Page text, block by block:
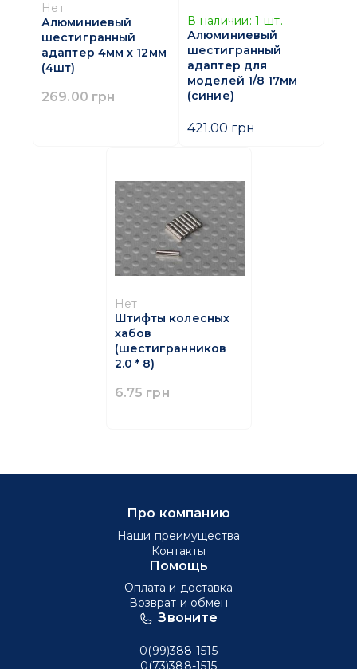
Нет
Алюминиевый
шестигранный
адаптер 4мм х 12мм
(4шт)
269.00 грн
В наличии: 1 шт.
Алюминиевый
шестигранный
адаптер для
моделей 1/8 17мм
(синие)
421.00 грн
Нет
Штифты колесных
хабов
(шестигранников
2.0 * 8)
6.75 грн
Звоните
0(99)388-1515
0(73)388-1515
Про компанию
Наши преимущества
Контакты
Помощь
Оплата и доставка
Возврат и обмен